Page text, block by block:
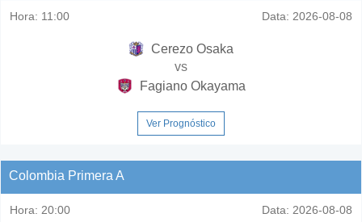
Hora: 11:00 Data: 2026-08-08
Cerezo Osaka
vs
Fagiano Okayama
Ver Prognóstico
Colombia Primera A
Hora: 20:00 Data: 2026-08-08